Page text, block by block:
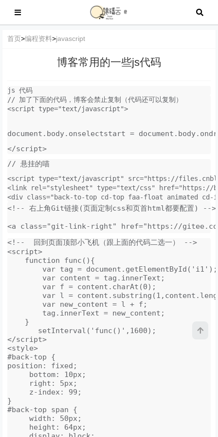
首页>编程资料>javascript
博客常用的一些js代码
js 代码
// 加了下面的代码，博客会禁止复制（代码还可以复制）
document.body.onselectstart =
</script>
// 悬挂的喵
<script type="text/javascript" src="https://
<link rel="stylesheet" type="text/css" href="https://
<div class="back-to-top cd-top faa-float animated
<!-- 右上角Git链接(页面定制css和页首html都要配置) -->
<a class="git-link-right" href="https://
<!--  回到页面顶部小飞机（跟上面的代码二选一） -->
<script>
function func(){
var tag = document.getElementById('i1');
var content = tag.innerText;
var f = content.charAt(0);
var l =
var new_content = l + f;
tag.innerText = new_content;
}
setInterval('func()',1600);
</script>
<style>
#back-top {
position: fixed;
bottom: 10px;
right: 5px;
z-index: 99;
}
#back-top span {
width: 50px;
height: 64px;